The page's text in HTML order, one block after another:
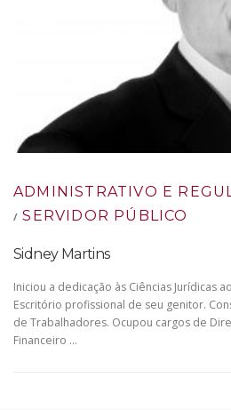
ADMINISTRATIVO E
/SERVIDOR PÚBLICO
Sidney Martins
Iniciou a dedicação às Ciências Jurídicas
Escritório profissional de seu genitor.
de Trabalhadores. Ocupou cargos de
Financeiro …